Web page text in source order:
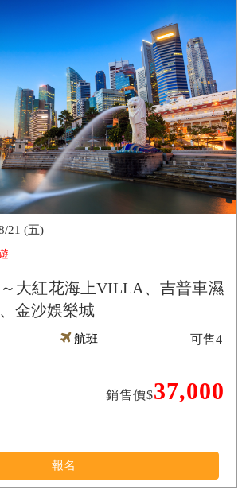
大紅花海上VILLA、吉普車濕
金沙娛樂城
21 (五)
航班
銷售價$37,000
可售4
報名